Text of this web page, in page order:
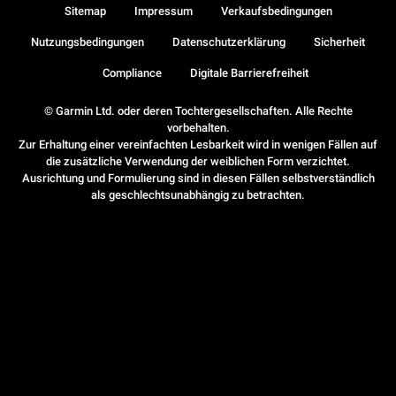
© Garmin Ltd. oder deren Tochtergesellschaften. Alle Rechte
vorbehalten.
Zur Erhaltung einer vereinfachten Lesbarkeit wird in wenigen Fällen auf
die zusätzliche Verwendung der weiblichen Form verzichtet.
Ausrichtung und Formulierung sind in diesen Fällen selbstverständlich
als geschlechtsunabhängig zu betrachten.
Sitemap Impressum Verkaufsbedingungen
Nutzungsbedingungen Datenschutzerklärung Sicherheit
Compliance Digitale Barrierefreiheit